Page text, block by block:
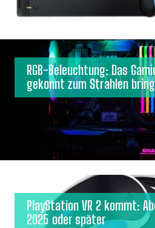
RGB-Beleuchtung: Das
gekonnt zum Strahlen
PlayStation VR 2 kommt:
2025 oder später